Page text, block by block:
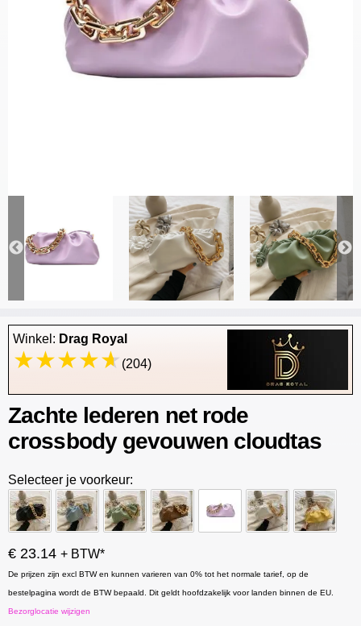
Winkel: Drag Royal
(204)
Zachte lederen net rode
crossbody gevouwen cloudtas
Selecteer je voorkeur:
€ 23.14 + BTW*
De prijzen zijn excl BTW en kunnen varieren van 0% tot het normale tarief, op de
bestelpagina wordt de BTW bepaald. Dit geldt hoofdzakelijk voor landen binnen de EU.
Bezorglocatie wijzigen